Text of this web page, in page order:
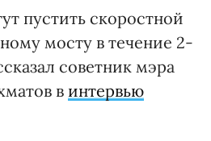
пустить скоростной
мосту в течение 2-
советник мэра
в интервью